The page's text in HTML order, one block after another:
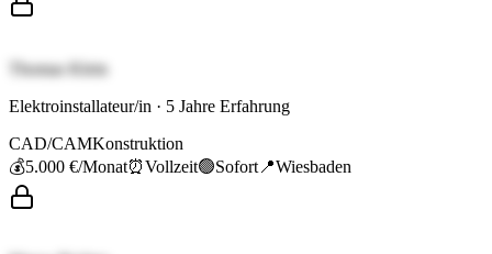
Thomas Klein
Elektroinstallateur/in · 5 Jahre Erfahrung
CAD/CAMKonstruktion
💰5.000 €/Monat⏰Vollzeit🟢Sofort 📍Wiesbaden